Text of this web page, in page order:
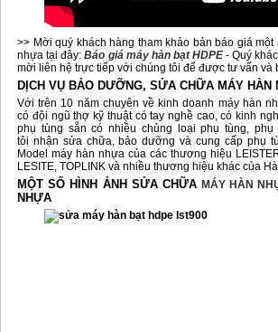
>> Mời quý khách hàng tham khảo bản báo giá một
nhựa tại đây:Báo giá máy hàn bạt HDPE- Quý
mời liên hệ trực tiếp với chúng tôi để được tư vấn và
DỊCH VỤ BẢO DƯỠNG, SỬA CHỮA MÁY HÀN
Với trên 10 năm chuyên về kinh doanh máy hàn
có đội ngũ thợ kỹ thuật có tay nghề cao, có kinh
phụ tùng sẵn có nhiều chủng loại phụ tùng, phụ
tôi nhận sửa chữa, bảo dưỡng và cung cấp phụ
Model máy hàn nhựa của các thương hiệu
LESITE, TOPLINK và nhiều thương hiệu khác của
MỘT SỐ HÌNH ẢNH SỬA CHỮA MÁY HÀN
NHỰA